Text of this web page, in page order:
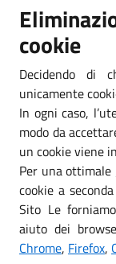
cookie
Decidendo di
unicamente
In ogni caso,
modo da
un cookie viene
Per una
cookie a
Sito Le
aiuto dei
Chrome, Firefox,